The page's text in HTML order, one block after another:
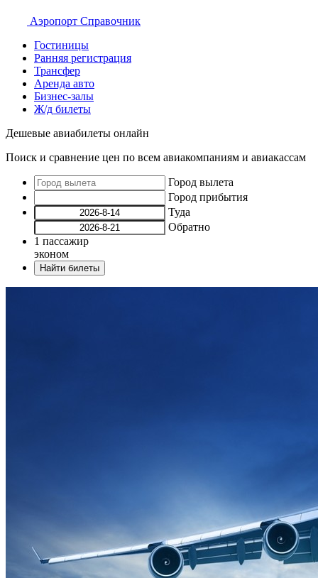
Аэропорт Справочник
Гостиницы
Ранняя регистрация
Трансфер
Аренда авто
Бизнес-залы
Ж/д билеты
Дешевые авиабилеты онлайн
Поиск и сравнение цен по всем авиакомпаниям и авиакассам
Город вылета
Город прибытия
Туда
Обратно
1 пассажир
эконом
Найти билеты